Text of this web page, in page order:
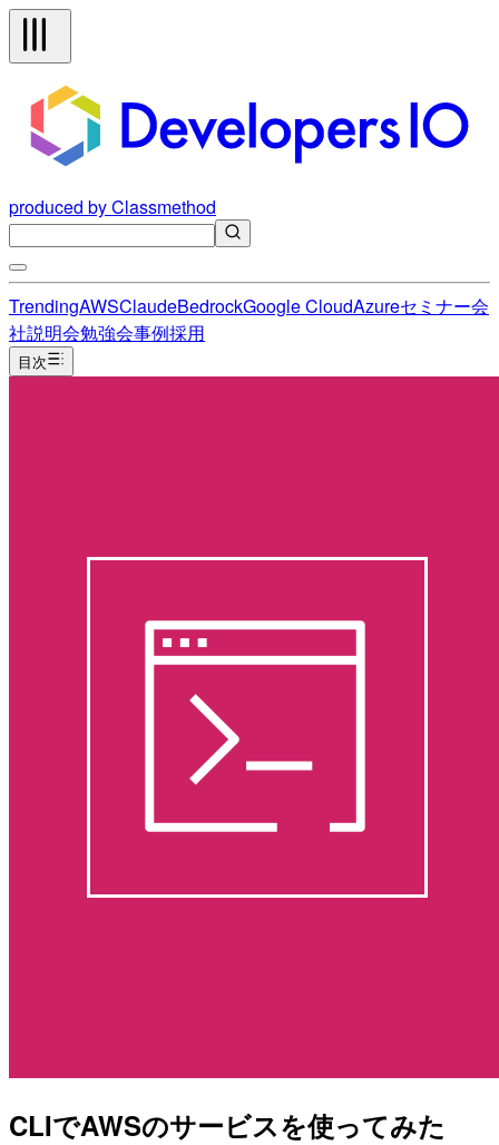
produced by Classmethod
TrendingAWSClaudeBedrockGoogle CloudAzureセミナー会
社説明会勉強会事例採用
目次
CLIでAWSのサービスを使ってみた